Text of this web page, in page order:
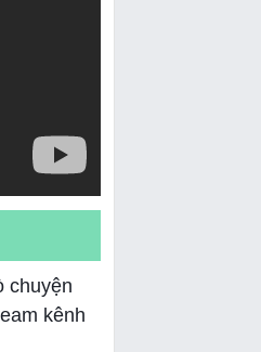
chuyện
kênh